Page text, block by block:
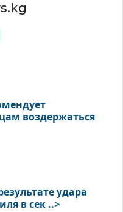
воздержаться
удара
в сек ..>